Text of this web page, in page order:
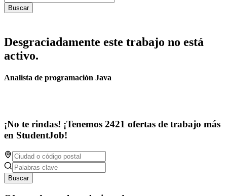
Desgraciadamente este trabajo no está
activo.
Analista de programación Java
¡No te rindas! ¡Tenemos 2421 ofertas de trabajo más
en StudentJob!
Buscar